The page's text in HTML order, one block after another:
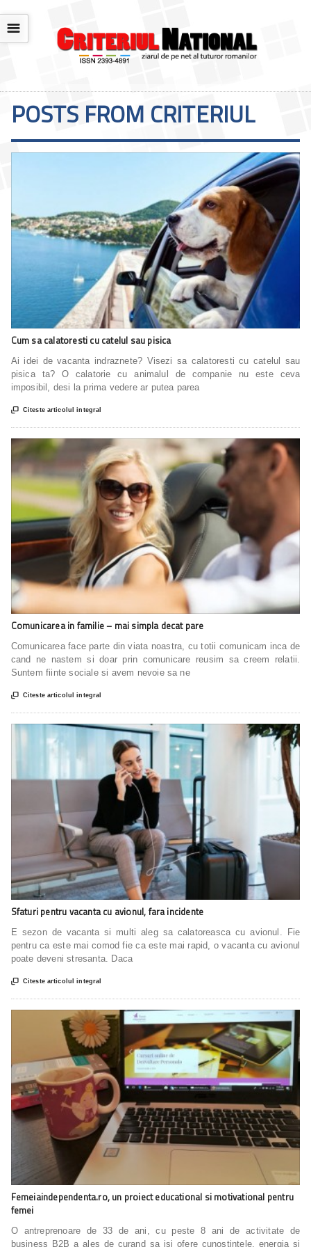
☰
POSTS FROM CRITERIUL
Cum sa calatoresti cu catelul sau pisica
Ai idei de vacanta indraznete? Visezi sa calatoresti cu catelul sau
pisica ta? O calatorie cu animalul de companie nu este ceva
imposibil, desi la prima vedere ar putea parea
 Citeste articolul integral
Comunicarea in familie – mai simpla decat pare
Comunicarea face parte din viata noastra, cu totii comunicam inca de
cand ne nastem si doar prin comunicare reusim sa creem relatii.
Suntem fiinte sociale si avem nevoie sa ne
 Citeste articolul integral
Sfaturi pentru vacanta cu avionul, fara incidente
E sezon de vacanta si multi aleg sa calatoreasca cu avionul. Fie
pentru ca este mai comod fie ca este mai rapid, o vacanta cu avionul
poate deveni stresanta. Daca
 Citeste articolul integral
Femeiaindependenta.ro, un proiect educational si motivational pentru
femei
O antreprenoare de 33 de ani, cu peste 8 ani de activitate de
business B2B a ales de curand sa isi ofere cunostintele, energia si